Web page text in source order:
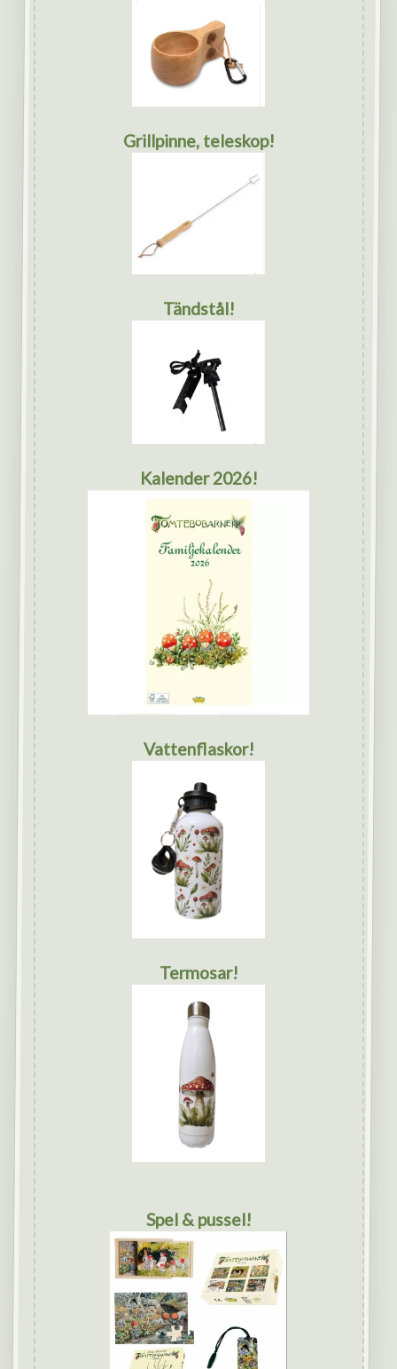
Grillpinne, teleskop!
Tändstål!
Kalender 2026!
Vattenflaskor!
Termosar!
Spel & pussel!